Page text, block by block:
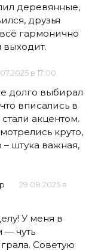
деревянные,
друзья
гармонично
выходит.
в 17:00
долго выбирал
вписались в
акцентом.
круто,
штука важная,
29.08.2025 в
У меня в
— чуть
Советую